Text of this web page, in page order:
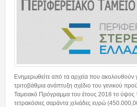
Ενημερωθείτε από τα αρχεία που ακολουθούν
τριτοβάθμια ανάπτυξη σχέδιο του γενικού
Ταμειακό Πρόγραμμα του έτους 2018 το ύψος
τετρακόσιες σαράντα χιλιάδες ευρώ